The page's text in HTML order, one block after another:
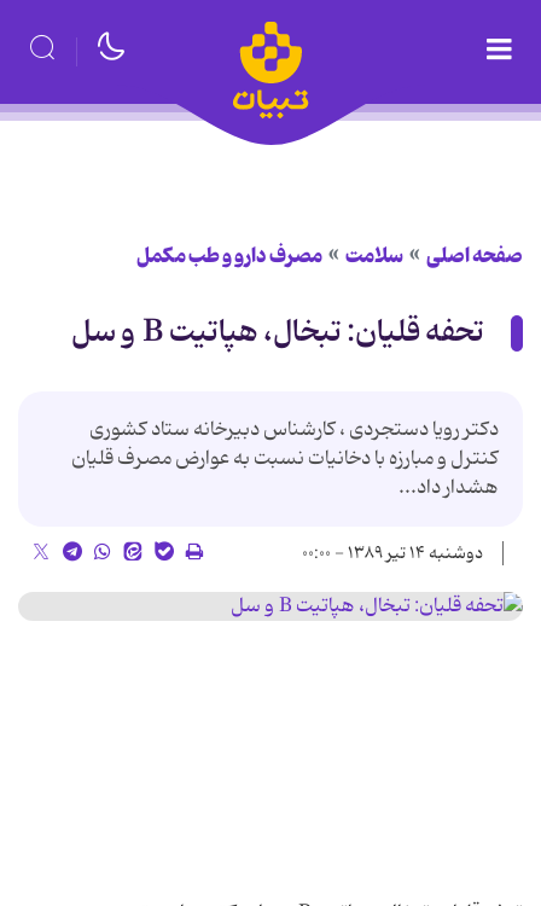
صفحه اصلی سلامت مصرف دارو و طب مکمل
تحفه قلیان: تبخال، هپاتیت B و سل
دكتر رویا دستجردی ، كارشناس دبیرخانه ستاد كشوری
كنترل و مبارزه با دخانیات نسبت به عوارض مصرف قلیان
هشدار داد...
دوشنبه ۱۴ تیر ۱۳۸۹ - ۰۰:۰۰